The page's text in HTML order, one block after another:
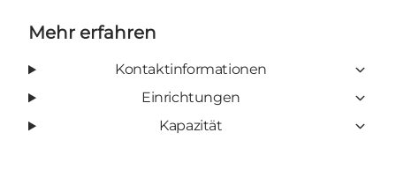
Mehr erfahren
Kontaktinformationen
Einrichtungen
Kapazität